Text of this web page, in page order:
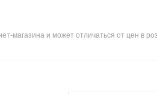
магазина и может отличаться от цен в